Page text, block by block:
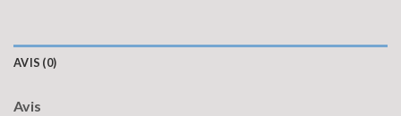
AVIS (0)
Avis